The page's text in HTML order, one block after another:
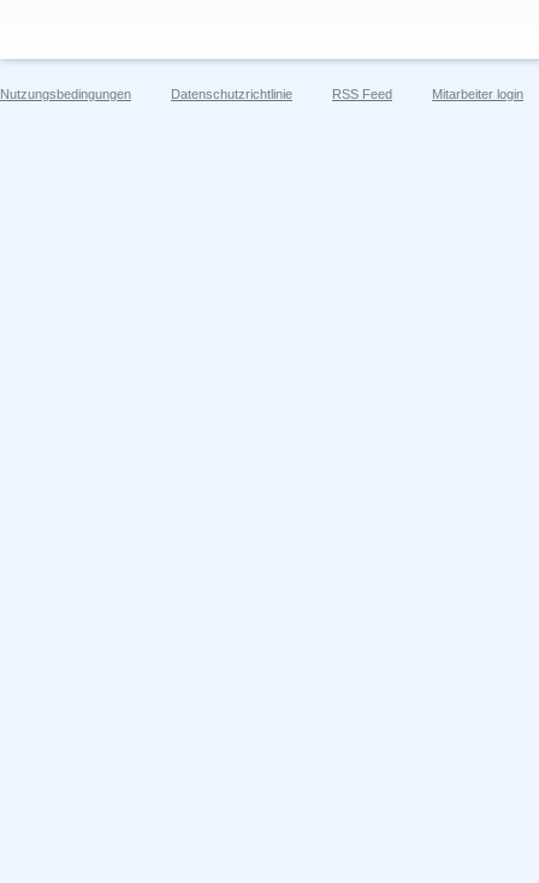
Nutzungsbedingungen Datenschutzrichtlinie RSS Feed Mitarbeiter login